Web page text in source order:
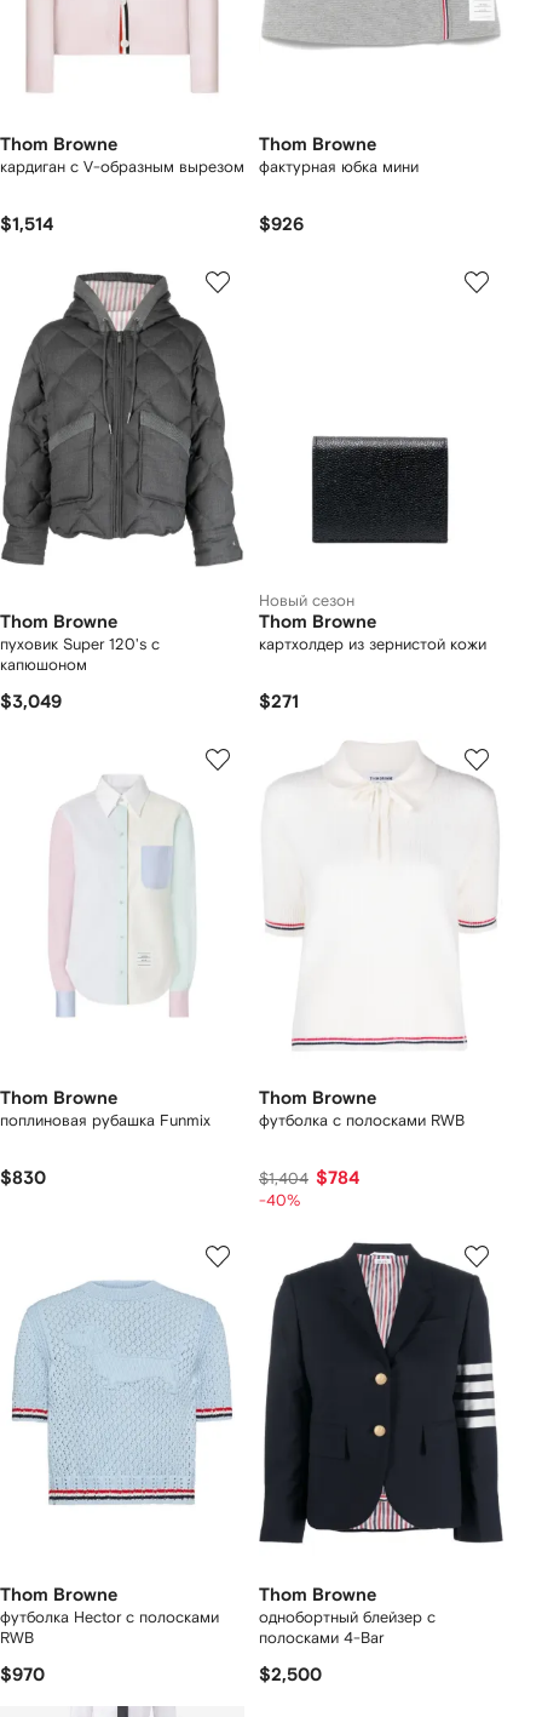
Thom Browne
кардиган с V-образным вырезом
$1,514
Thom Browne
фактурная юбка мини
$926
Thom Browne
пуховик Super 120's с
капюшоном
$3,049
Новый сезон
Thom Browne
картхолдер из зернистой кожи
$271
Thom Browne
поплиновая рубашка Funmix
$830
Thom Browne
футболка с полосками RWB
$1,404 $784
-40%
Thom Browne
футболка Hector с полосками
RWB
$970
Thom Browne
однобортный блейзер с
полосками 4-Bar
$2,500